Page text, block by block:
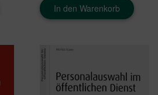
In den Warenkorb